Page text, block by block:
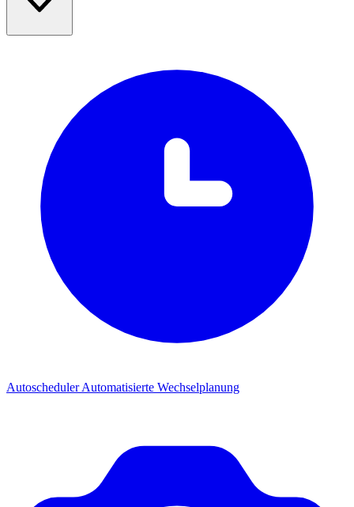
AutoschedulerAutomatisierte Wechselplanung